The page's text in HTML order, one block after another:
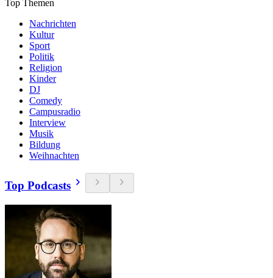
Top Themen
Nachrichten
Kultur
Sport
Politik
Religion
Kinder
DJ
Comedy
Campusradio
Interview
Musik
Bildung
Weihnachten
Top Podcasts